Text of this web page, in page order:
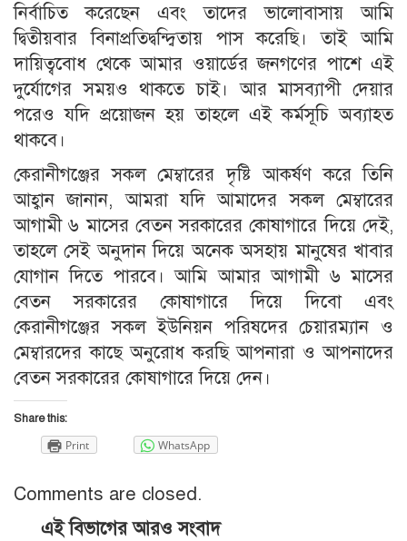
নির্বাচিত করেছেন এবং তাদের ভালোবাসায় আমি
দ্বিতীয়বার বিনাপ্রতিদ্বন্দ্বিতায় পাস করেছি। তাই আমি
দায়িত্ববোধ থেকে আমার ওয়ার্ডের জনগণের পাশে এই
দুর্যোগের সময়ও থাকতে চাই। আর মাসব্যাপী দেয়ার
পরেও যদি প্রয়োজন হয় তাহলে এই কর্মসূচি অব্যাহত
থাকবে।
কেরানীগঞ্জের সকল মেম্বারের দৃষ্টি আকর্ষণ করে তিনি
আহ্বান জানান, আমরা যদি আমাদের সকল মেম্বারের
আগামী ৬ মাসের বেতন সরকারের কোষাগারে দিয়ে দেই,
তাহলে সেই অনুদান দিয়ে অনেক অসহায় মানুষের খাবার
যোগান দিতে পারবে। আমি আমার আগামী ৬ মাসের
বেতন সরকারের কোষাগারে দিয়ে দিবো এবং
কেরানীগঞ্জের সকল ইউনিয়ন পরিষদের চেয়ারম্যান ও
মেম্বারদের কাছে অনুরোধ করছি আপনারা ও আপনাদের
বেতন সরকারের কোষাগারে দিয়ে দেন।
Share this:
Print WhatsApp
Comments are closed.
এই বিভাগের আরও সংবাদ